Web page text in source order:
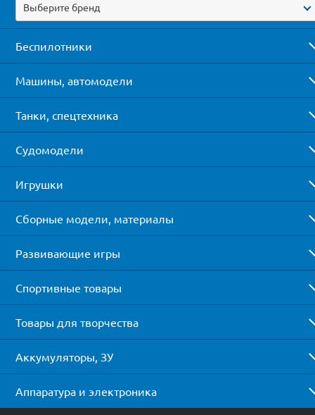
Выберите бренд
Беспилотники
Машины, автомодели
Танки, спецтехника
Судомодели
Игрушки
Сборные модели, материалы
Развивающие игры
Спортивные товары
Товары для творчества
Аккумуляторы, ЗУ
Аппаратура и электроника